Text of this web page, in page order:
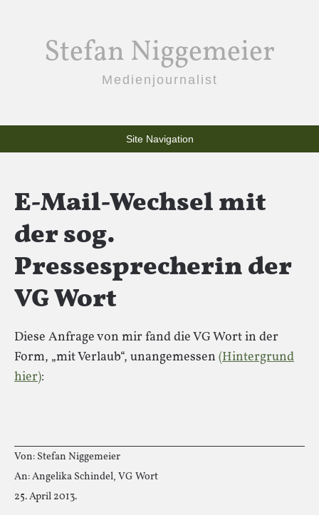
Stefan Niggemeier
Medienjournalist
Site Navigation
E-Mail-Wechsel mit
der sog.
Pressesprecherin der
VG Wort
Diese Anfrage von mir fand die VG Wort in der
Form, „mit Verlaub“, unangemessen (Hintergrund
hier):
Von: Stefan Niggemeier
An: Angelika Schindel, VG Wort
25. April 2013.